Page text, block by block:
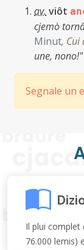
av. viôt
cjemò
Minut, Cui
une, nono!"
Segnale un
Il plui complet
76.000 lemis)